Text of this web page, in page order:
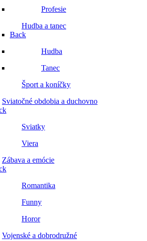
Profesie
Hudba a tanec
Back
Hudba
Tanec
Šport a koníčky
Sviatočné obdobia a duchovno
Sviatky
Viera
Zábava a emócie
Romantika
Funny
Horor
Vojenské a dobrodružné